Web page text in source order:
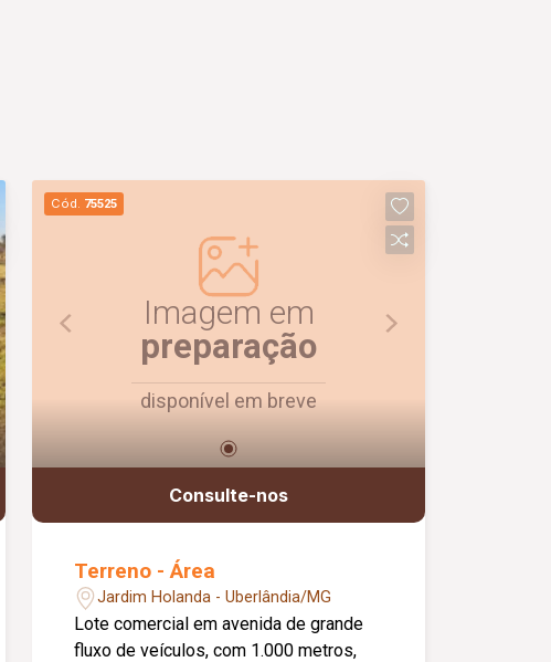
Cód. 75525
Imagem em
preparação
disponível em breve
Consulte-nos
Terreno - Área
Jardim Holanda - Uberlândia/MG
Lote comercial em avenida de grande
fluxo de veículos, com 1.000 metros,